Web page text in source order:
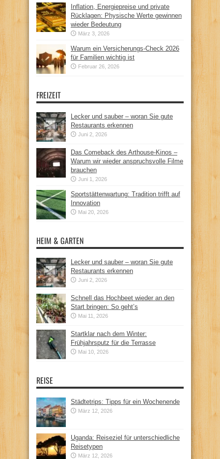
Inflation, Energiepreise und private
Rücklagen: Physische Werte gewinnen
wieder Bedeutung
März 3, 2026
Warum ein Versicherungs-Check 2026
für Familien wichtig ist
Februar 26, 2026
FREIZEIT
Lecker und sauber – woran Sie gute
Restaurants erkennen
Juni 2, 2026
Das Comeback des Arthouse-Kinos –
Warum wir wieder anspruchsvolle Filme
brauchen
Juni 1, 2026
Sportstättenwartung: Tradition trifft auf
Innovation
Mai 20, 2026
HEIM & GARTEN
Lecker und sauber – woran Sie gute
Restaurants erkennen
Juni 2, 2026
Schnell das Hochbeet wieder an den
Start bringen: So geht’s
Mai 11, 2026
Startklar nach dem Winter:
Frühjahrsputz für die Terrasse
Mai 10, 2026
REISE
Städtetrips: Tipps für ein Wochenende
März 12, 2026
Uganda: Reiseziel für unterschiedliche
Reisetypen
März 12, 2026